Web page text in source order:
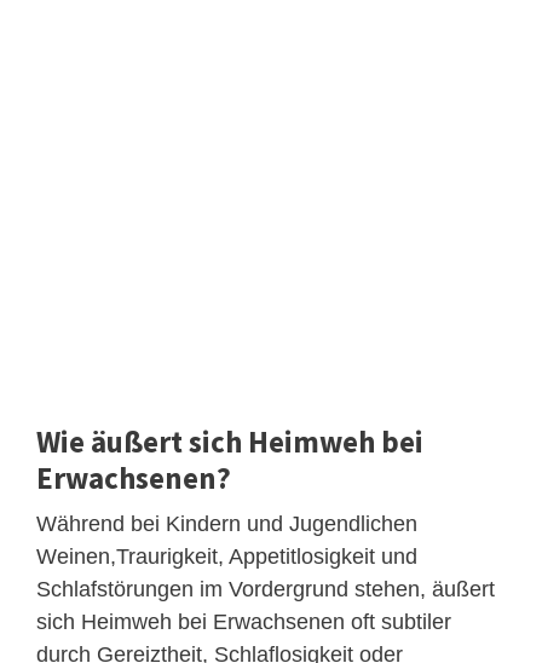
Wie äußert sich Heimweh bei
Erwachsenen?
Während bei Kindern und Jugendlichen
Weinen,Traurigkeit, Appetitlosigkeit und
Schlafstörungen im Vordergrund stehen, äußert
sich Heimweh bei Erwachsenen oft subtiler
durch Gereiztheit, Schlaflosigkeit oder